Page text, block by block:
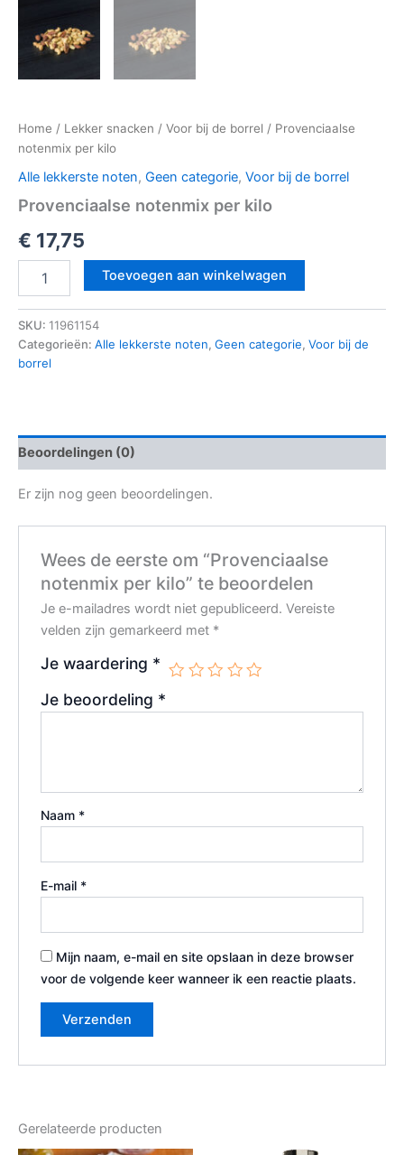
Home / Lekker snacken / Voor bij de borrel / Provenciaalse
notenmix per kilo
Alle lekkerste noten, Geen categorie, Voor bij de borrel
Provenciaalse notenmix per kilo
€ 17,75
Toevoegen aan winkelwagen
SKU: 11961154
Categorieën: Alle lekkerste noten, Geen categorie, Voor bij de
borrel
Beoordelingen (0)
Er zijn nog geen beoordelingen.
Wees de eerste om “Provenciaalse
notenmix per kilo” te beoordelen
Je e-mailadres wordt niet gepubliceerd. Vereiste
velden zijn gemarkeerd met *
Je waardering *
Je beoordeling *
Naam *
E-mail *
Mijn naam, e-mail en site opslaan in deze browser
voor de volgende keer wanneer ik een reactie plaats.
Gerelateerde producten